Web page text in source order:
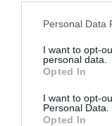
Personal Data
I want to opt-
personal data.
Opted In
I want to opt-
Personal Data.
Opted In